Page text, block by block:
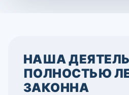
НАША
ПОЛНОСТЬЮ
ЗАКОННА